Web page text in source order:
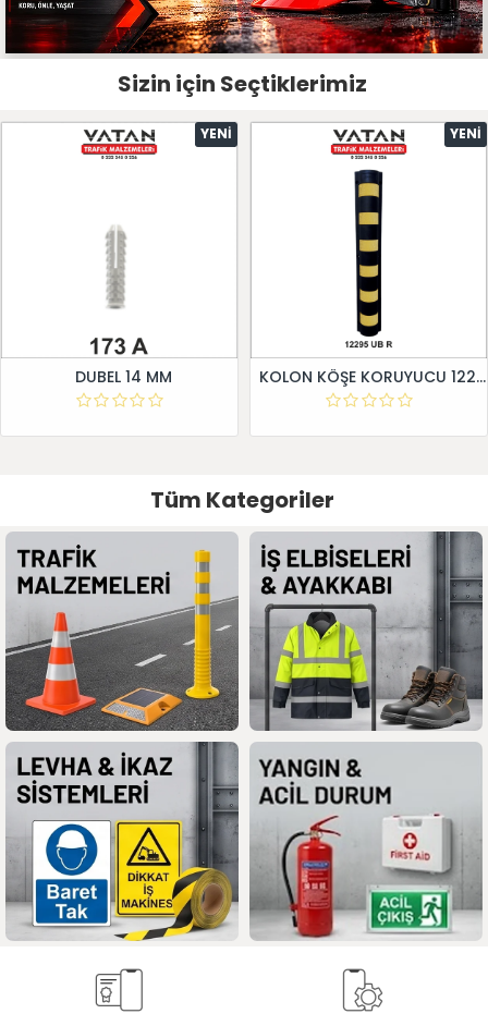
Sizin için Seçtiklerimiz
YENI
DUBEL 14 MM
YENI
KOLON KÖŞE KORUYUCU 12295 UB R
Tüm Kategoriler